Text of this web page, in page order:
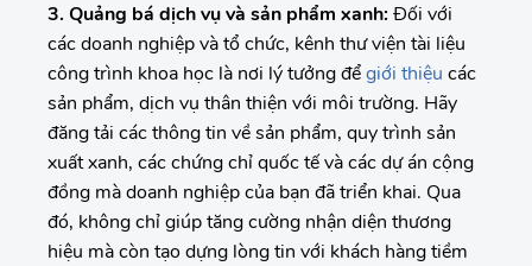
3. Quảng bá dịch vụ và sản phẩm xanh: Đối với
các doanh nghiệp và tổ chức, kênh thư viện tài liệu
công trình khoa học là nơi lý tưởng đểgiới thiệu các
sản phẩm, dịch vụ thân thiện với môi trường. Hãy
đăng tải các thông tin về sản phẩm, quy trình sản
xuất xanh, các chứng chỉ quốc tế và các dự án cộng
đồng mà doanh nghiệp của bạn đã triển khai. Qua
đó, không chỉ giúp tăng cường nhận diện thương
hiệu mà còn tạo dựng lòng tin với khách hàng tiềm